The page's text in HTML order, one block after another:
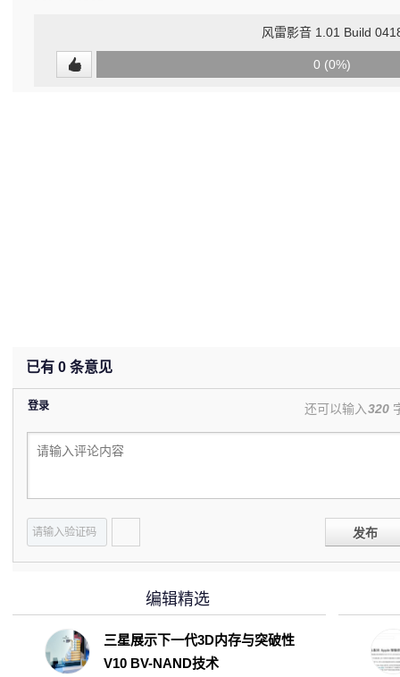
风雷影音 1.01 Build
0 (0%)
已有 0 条意见
登录 还可以输入320
发布
编辑精选
三星展示下一代3D内存与突破性
V10 BV-NAND技术